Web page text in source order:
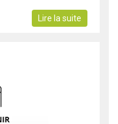
Lire la suite